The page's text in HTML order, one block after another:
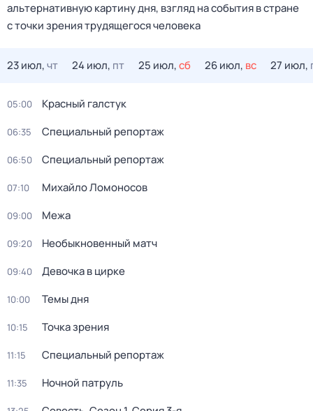
альтернативную картину дня, взгляд на события в стране
с точки зрения трудящегося человека
23 июл,чт 24 июл, пт 25 июл,сб 26 июл, вс 27 июл,
05:00 Красный галстук
06:35 Специальный репортаж
06:50 Специальный репортаж
07:10 Михайло Ломоносов
09:00 Межа
09:20 Необыкновенный матч
09:40 Девочка в цирке
10:00 Темы дня
10:15 Точка зрения
11:15 Специальный репортаж
11:35 Ночной патруль